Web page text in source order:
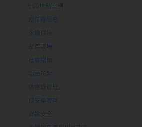
ESG焦點案例
創新與服務
永續環境
友善職場
社會關懷
活動花絮
供應鏈管理
環安衛管理
資訊安全